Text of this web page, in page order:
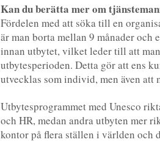
Kan du berätta mer om
Fördelen med att söka till en
är man borta mellan 9 månader och
innan utbytet, vilket leder till att
utbytesperioden. Detta gör att ens
utvecklas som individ, men även att
Utbytesprogrammet med Unesco
och HR, medan andra utbyten mer
kontor på flera ställen i världen och